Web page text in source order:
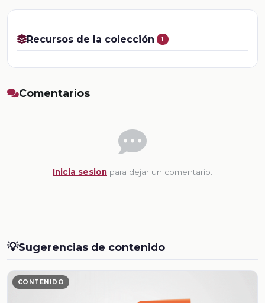
Recursos de la colección 1
Comentarios
Inicia sesion para dejar un comentario.
💡Sugerencias de contenido
CONTENIDO